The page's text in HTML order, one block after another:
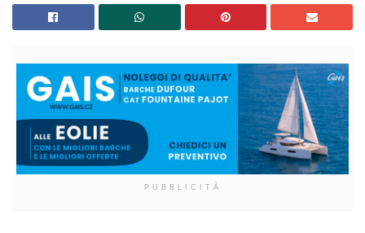
PUBBLICITÀ